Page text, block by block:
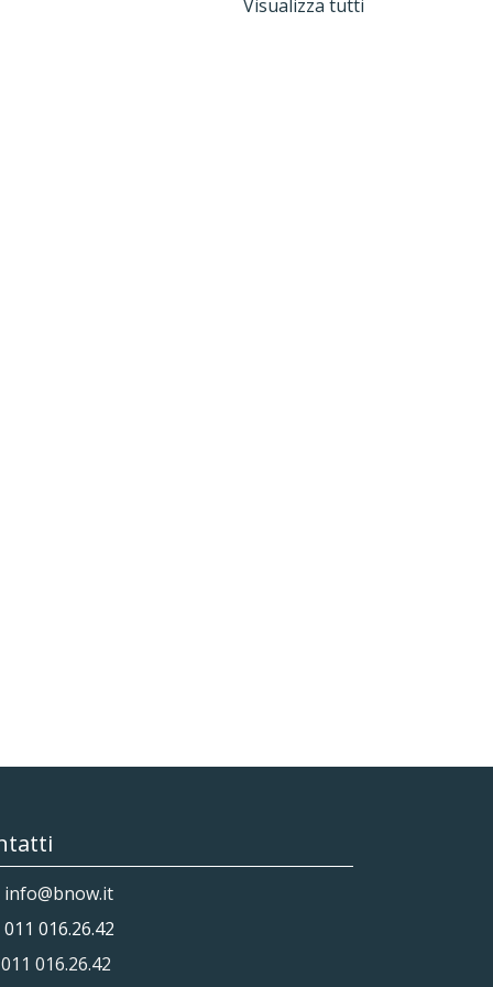
Visualizza tutti
info@bnow.it
011 016.26.42
016.26.42